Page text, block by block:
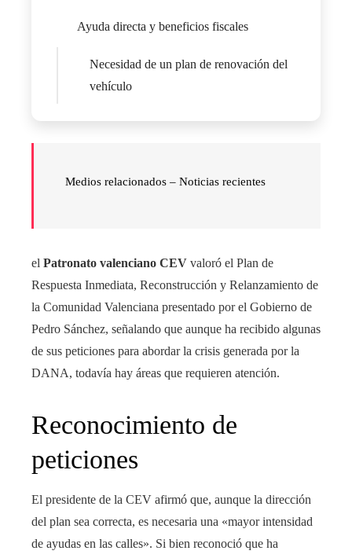
Ayuda directa y beneficios fiscales
Necesidad de un plan de renovación del
vehículo
Medios relacionados – Noticias recientes
el Patronato valenciano CEV valoró el Plan de
Respuesta Inmediata, Reconstrucción y Relanzamiento de
la Comunidad Valenciana presentado por el Gobierno de
Pedro Sánchez, señalando que aunque ha recibido algunas
de sus peticiones para abordar la crisis generada por la
DANA, todavía hay áreas que requieren atención.
Reconocimiento de
peticiones
El presidente de la CEV afirmó que, aunque la dirección
del plan sea correcta, es necesaria una «mayor intensidad
de ayudas en las calles». Si bien reconoció que ha